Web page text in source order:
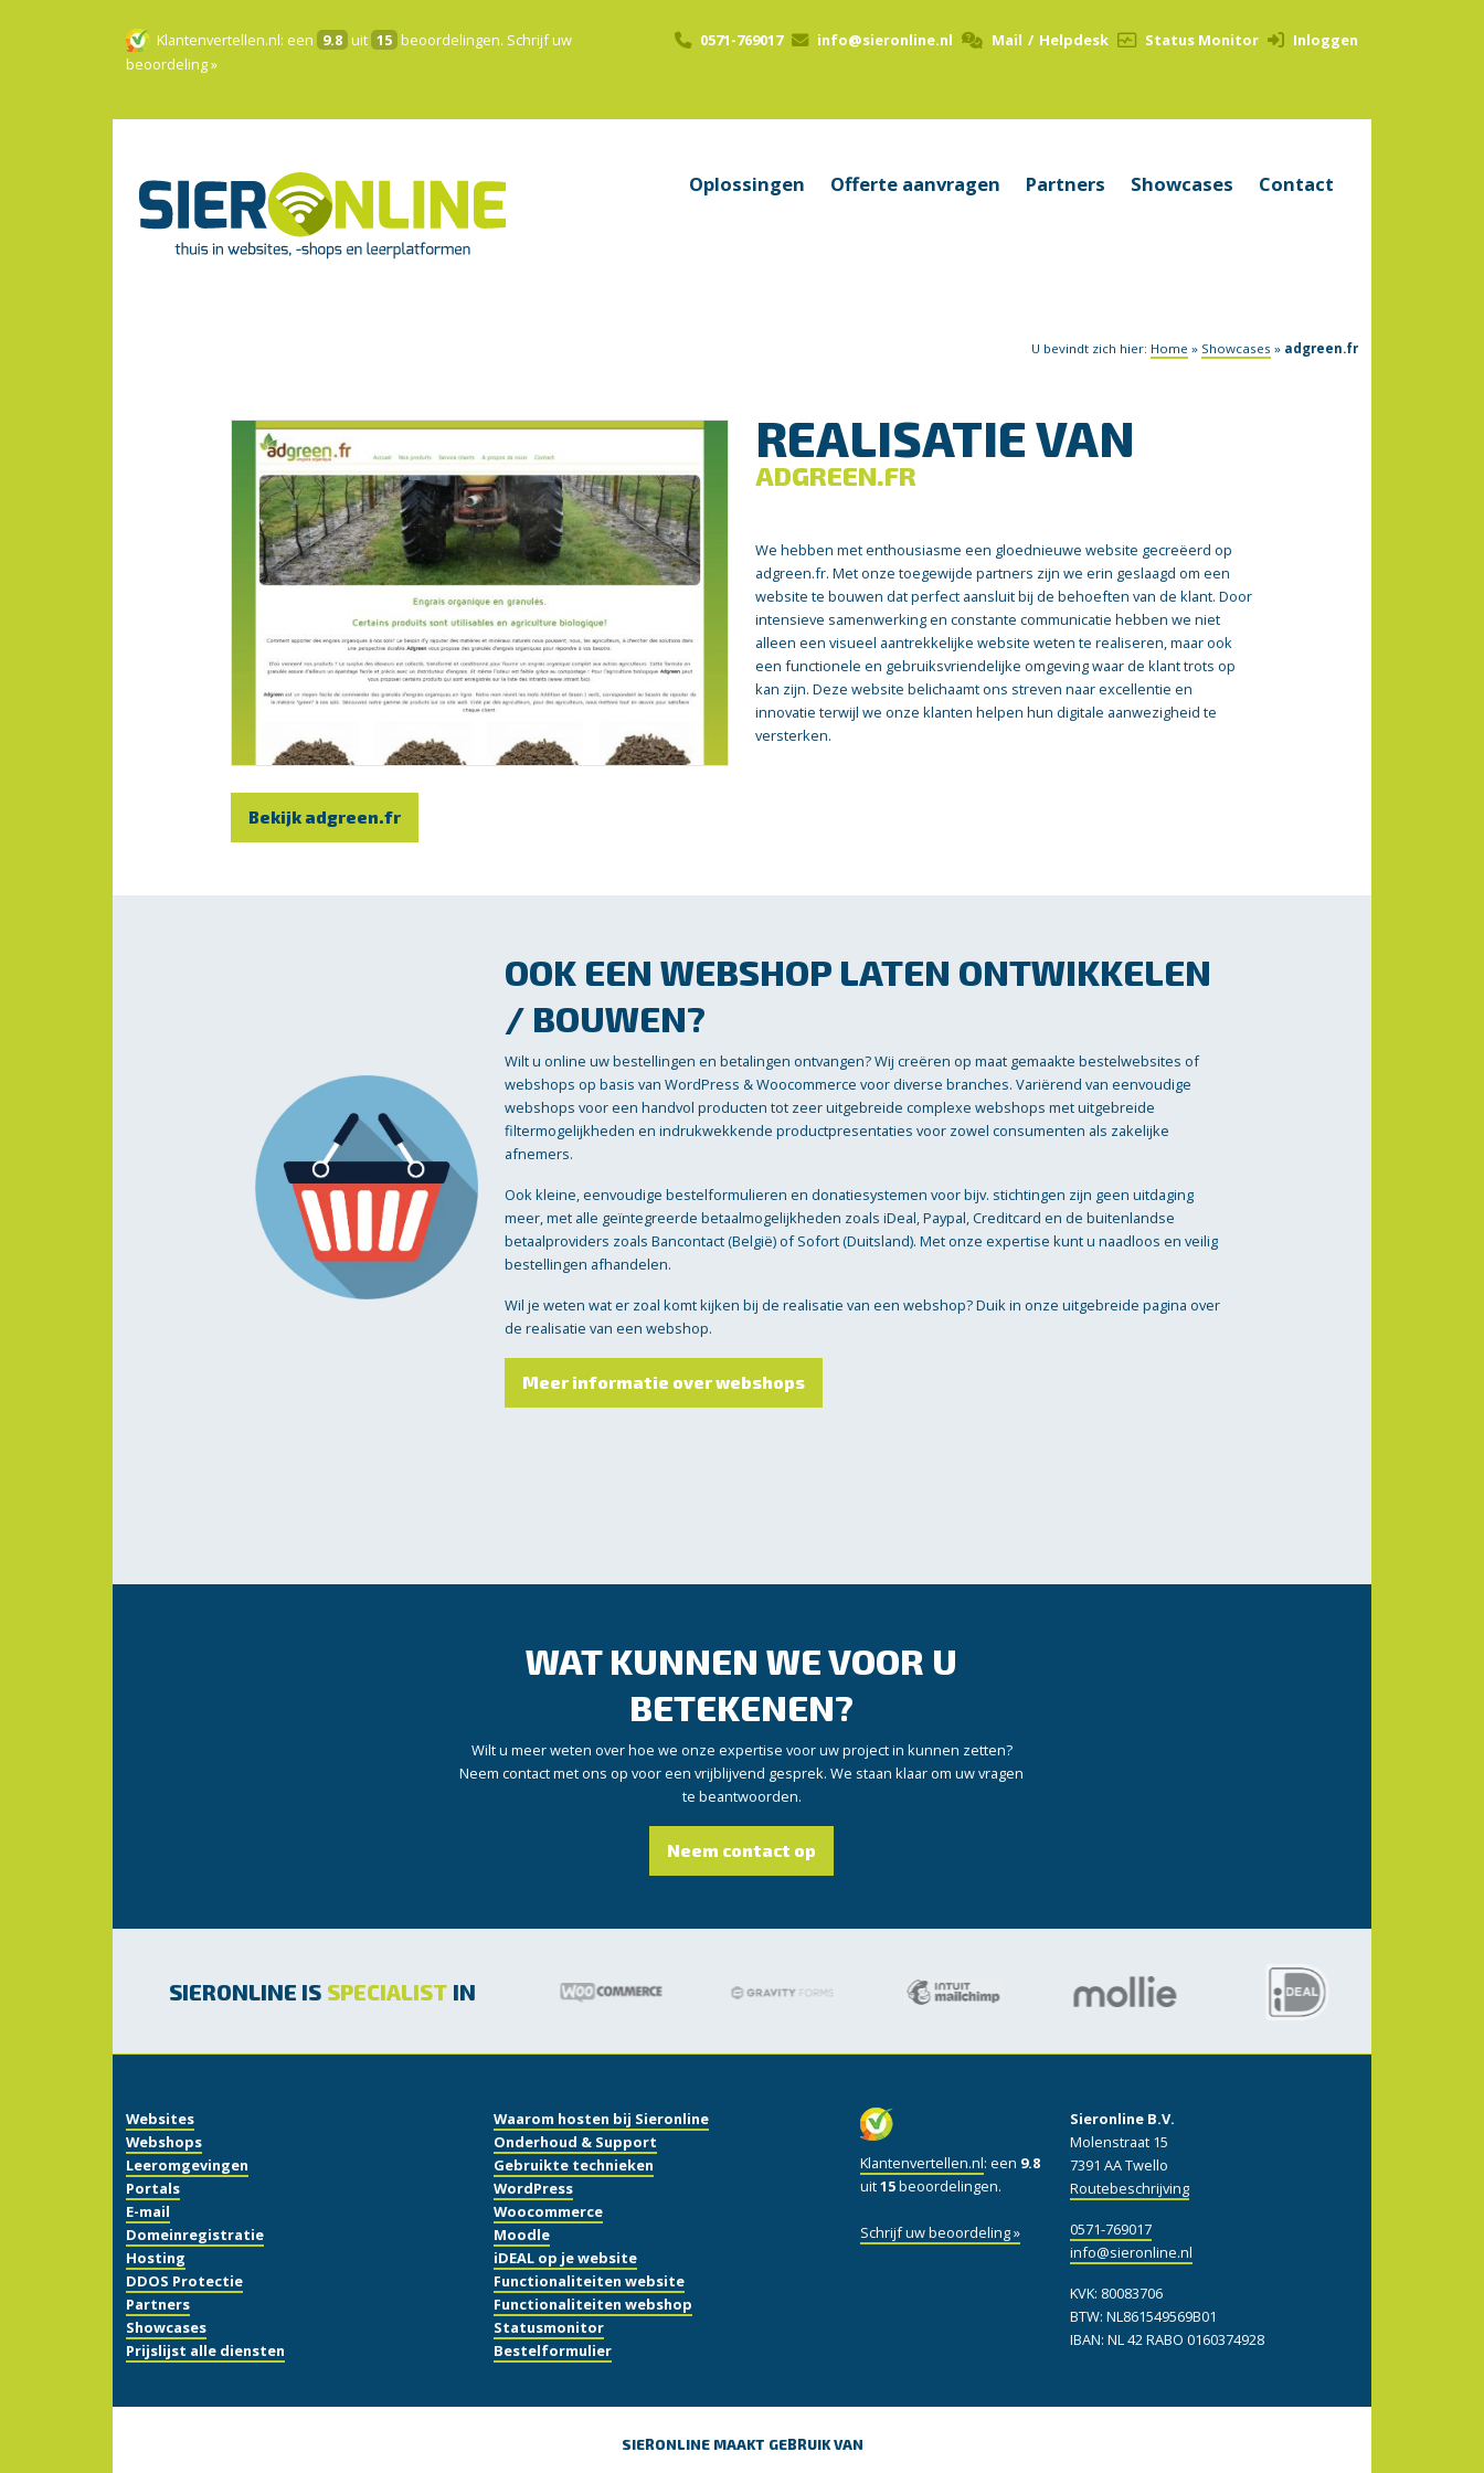
Klantenvertellen.nl: een 9.8 uit 15 beoordelingen. Schrijf uw
beoordeling »
0571-769017 info@sieronline.nl Mail / Helpdesk Status Monitor Inloggen
Oplossingen Offerte aanvragen Partners Showcases Contact
U bevindt zich hier: Home » Showcases » adgreen.fr
Bekijk adgreen.fr
REALISATIE VAN
ADGREEN.FR
We hebben met enthousiasme een gloednieuwe website gecreëerd op
adgreen.fr. Met onze toegewijde partners zijn we erin geslaagd om een
website te bouwen dat perfect aansluit bij de behoeften van de klant. Door
intensieve samenwerking en constante communicatie hebben we niet
alleen een visueel aantrekkelijke website weten te realiseren, maar ook
een functionele en gebruiksvriendelijke omgeving waar de klant trots op
kan zijn. Deze website belichaamt ons streven naar excellentie en
innovatie terwijl we onze klanten helpen hun digitale aanwezigheid te
versterken.
OOK EEN WEBSHOP LATEN ONTWIKKELEN
/ BOUWEN?
Wilt u online uw bestellingen en betalingen ontvangen? Wij creëren op maat gemaakte bestelwebsites of
webshops op basis van WordPress & Woocommerce voor diverse branches. Variërend van eenvoudige
webshops voor een handvol producten tot zeer uitgebreide complexe webshops met uitgebreide
filtermogelijkheden en indrukwekkende productpresentaties voor zowel consumenten als zakelijke
afnemers.
Ook kleine, eenvoudige bestelformulieren en donatiesystemen voor bijv. stichtingen zijn geen uitdaging
meer, met alle geïntegreerde betaalmogelijkheden zoals iDeal, Paypal, Creditcard en de buitenlandse
betaalproviders zoals Bancontact (België) of Sofort (Duitsland). Met onze expertise kunt u naadloos en veilig
bestellingen afhandelen.
Wil je weten wat er zoal komt kijken bij de realisatie van een webshop? Duik in onze uitgebreide pagina over
de realisatie van een webshop.
Meer informatie over webshops
WAT KUNNEN WE VOOR U
BETEKENEN?
Wilt u meer weten over hoe we onze expertise voor uw project in kunnen zetten?
Neem contact met ons op voor een vrijblijvend gesprek. We staan klaar om uw vragen
te beantwoorden.
Neem contact op
SIERONLINE IS SPECIALIST IN
Websites
Webshops
Leeromgevingen
Portals
E-mail
Domeinregistratie
Hosting
DDOS Protectie
Partners
Showcases
Prijslijst alle diensten
Waarom hosten bij Sieronline
Onderhoud & Support
Gebruikte technieken
WordPress
Woocommerce
Moodle
iDEAL op je website
Functionaliteiten website
Functionaliteiten webshop
Statusmonitor
Bestelformulier
Klantenvertellen.nl: een 9.8
uit15beoordelingen.
Schrijf uw beoordeling »
Sieronline B.V.
Molenstraat 15
7391 AA Twello
Routebeschrijving
0571-769017
info@sieronline.nl
KVK: 80083706
BTW: NL861549569B01
IBAN: NL 42 RABO 0160374928
SIERONLINE MAAKT GEBRUIK VAN